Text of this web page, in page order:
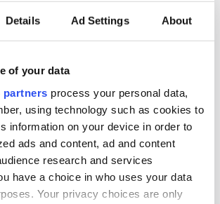
Details Ad Settings About
of your data
partners process your personal data,
using technology such as cookies to
information on your device in order to
ads and content, ad and content
research and services
have a choice in who uses your data
Your privacy choices are only
branschorganisation
skrotat uran-veto
branschorganisation pratar om
och två bakåt” när det gäller
att likställa
av brytning av uran med